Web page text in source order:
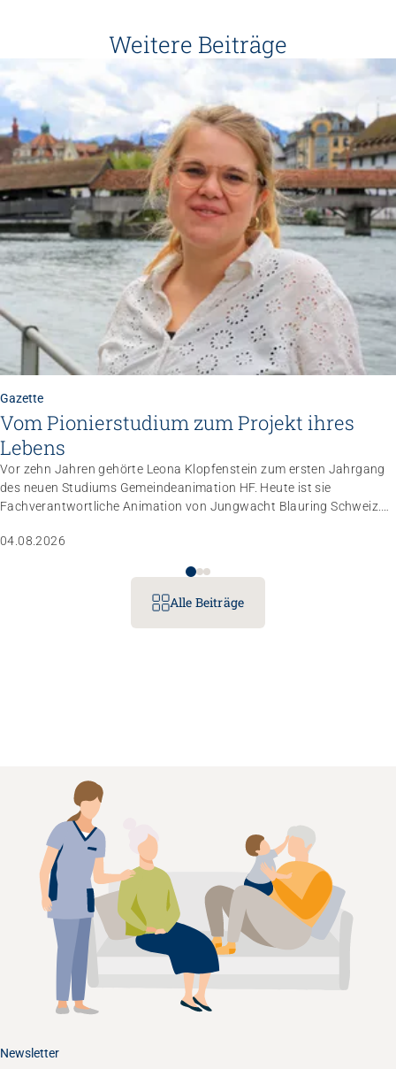
Weitere Beiträge
Gazette
Vom Pionierstudium zum Projekt ihres
Lebens
Vor zehn Jahren gehörte Leona Klopfenstein zum ersten Jahrgang
des neuen Studiums Gemeindeanimation HF. Heute ist sie
Fachverantwortliche Animation von Jungwacht Blauring Schweiz.
gemanagt hat, wartet nun ihr persönliches Grossprojekt.
04.08.2026
Alle Beiträge
Newsletter